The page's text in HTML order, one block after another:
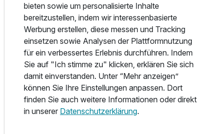
Dreibettzimmer
3 Erwachsene
Schaut Euch um – you are welcome!
Unsere 89 Zimmer sind mit „Rolf Heide Designbetten“
ausgestattet. Wuschelweiche und allergikerfreundliche
Bettwäsche lassen Euch super schlafen. Ein Flat-TV und
superduper Highspeed-Wlan, ein eigenes Bad in jedem
Zimmer mit Regendusche, WC und Wärmelampe sowie
Handtücher, Föhn und unsere handmade Dailysoap sind
immer inklusive.
bieten sowie um personalisierte Inhalte
bereitzustellen, indem wir interessenbasierte
Werbung erstellen, diese messen und Tracking
einsetzen sowie Analysen der Plattformnutzung
für ein verbessertes Erlebnis durchführen. Indem
Sie auf "Ich stimme zu" klicken, erklären Sie sich
damit einverstanden. Unter “Mehr anzeigen”
können Sie Ihre Einstellungen anpassen. Dort
finden Sie auch weitere Informationen oder direkt
in unserer Datenschutzerklärung.